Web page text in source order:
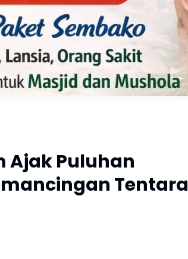
Ajak Puluhan
Tentara